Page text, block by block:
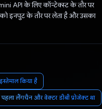
API के लिए कॉन्टेक्स्ट के तौर पर
इनपुट के तौर पर लेता है और उसका
किया है
लैंगचैन और वेक्टर डीबी प्रोजेक्ट था